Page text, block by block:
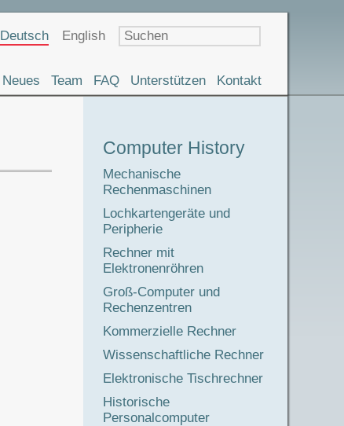
Computer History
Mechanische
Rechenmaschinen
Lochkartengeräte und
Peripherie
Rechner mit
Elektronenröhren
Groß-Computer und
Rechenzentren
Kommerzielle Rechner
Wissenschaftliche Rechner
Elektronische Tischrechner
Historische
Personalcomputer
Neues Team FAQ Unterstützen Kontakt
Sprachauswahl
Deutsch English